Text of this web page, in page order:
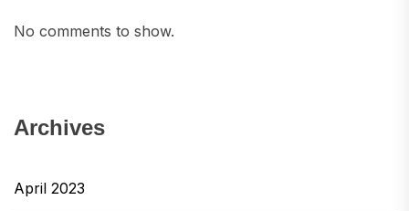
No comments to show.
Archives
April 2023